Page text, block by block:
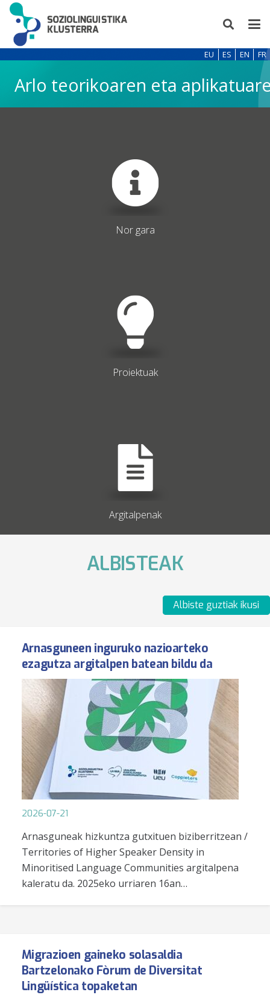
EU ES EN FR
Arlo teorikoaren eta
Nor gara
Proiektuak
Argitalpenak
ALBISTEAK
Albiste guztiak ikusi
Arnasguneen inguruko nazioarteko
ezagutza argitalpen batean bildu da
2026-07-21
Arnasguneak hizkuntza gutxituen biziberritzean /
Territories of Higher Speaker Density in
Minoritised Language Communities argitalpena
kaleratu da. 2025eko urriaren 16an…
Migrazioen gaineko solasaldia
Bartzelonako Fòrum de Diversitat
Lingüística topaketan